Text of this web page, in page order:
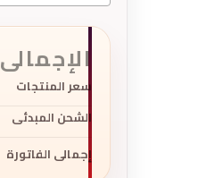
الإجمالى
سعر المنتجات
الشحن المبدئى
إجمالى الفاتورة